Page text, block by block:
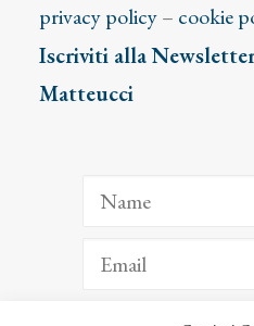
privacy policy– cookie
Iscriviti alla
Matteucci